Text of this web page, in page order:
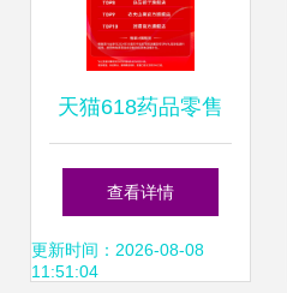
天猫618药品零售
品牌排行榜揭晓，
这些品牌火出圈！
查看详情
更新时间：2026-08-08
11:51:04